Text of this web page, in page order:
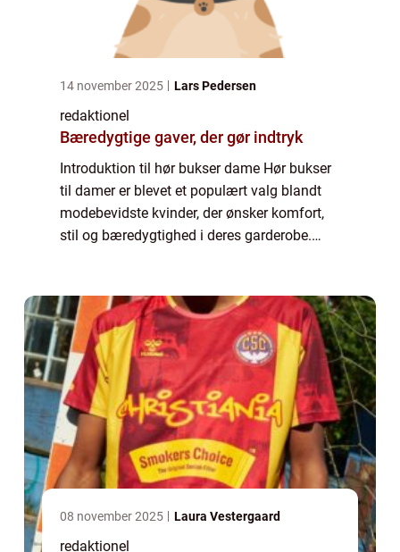
14 november 2025 Lars Pedersen
redaktionel
Bæredygtige gaver, der gør indtryk
Introduktion til hør bukser dame Hør bukser
til damer er blevet et populært valg blandt
modebevidste kvinder, der ønsker komfort,
stil og bæredygtighed i deres garderobe.
08 november 2025 Laura Vestergaard
redaktionel